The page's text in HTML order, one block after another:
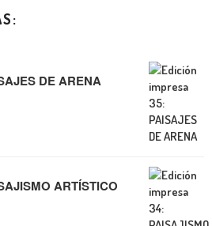
DE ARENA
ARTÍSTICO